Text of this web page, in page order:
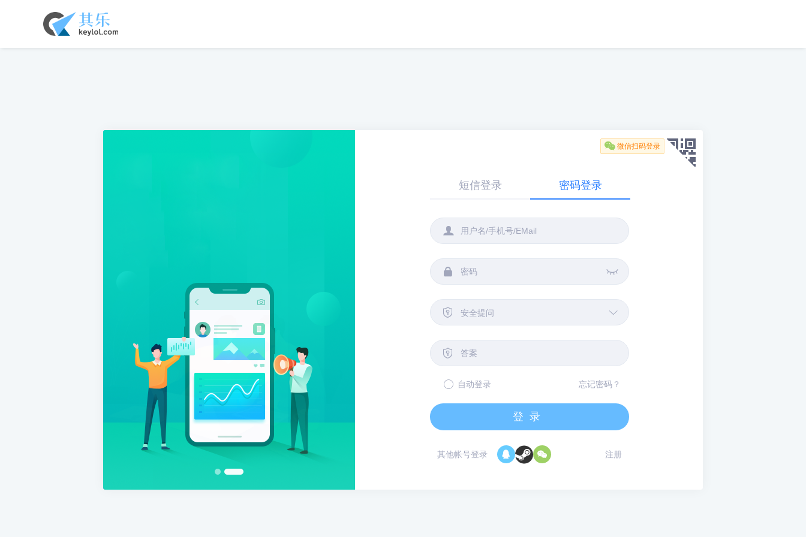
 微信扫码登录
短信登录 密码登录

 
 安全提问 

自动登录 忘记密码？
登录
其他帐号登录   注册